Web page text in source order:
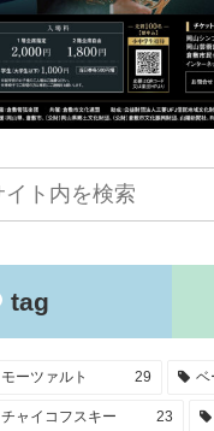
tag
モーツァルト 29 ベ
チャイコフスキー 23